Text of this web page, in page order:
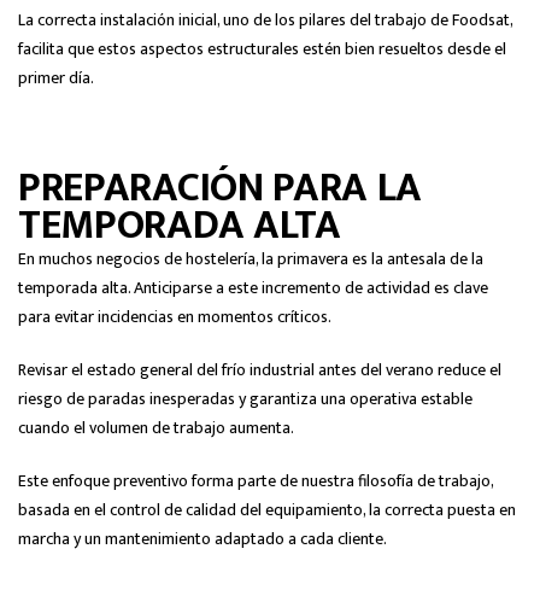
La correcta instalación inicial, uno de los pilares del trabajo de Foodsat,
facilita que estos aspectos estructurales estén bien resueltos desde el
primer día.
PREPARACIÓN PARA LA
TEMPORADA ALTA
En muchos negocios de hostelería, la primavera es la antesala de la
temporada alta. Anticiparse a este incremento de actividad es clave
para evitar incidencias en momentos críticos.
Revisar el estado general del frío industrial antes del verano reduce el
riesgo de paradas inesperadas y garantiza una operativa estable
cuando el volumen de trabajo aumenta.
Este enfoque preventivo forma parte de nuestra filosofía de trabajo,
basada en el control de calidad del equipamiento, la correcta puesta en
marcha y un mantenimiento adaptado a cada cliente.